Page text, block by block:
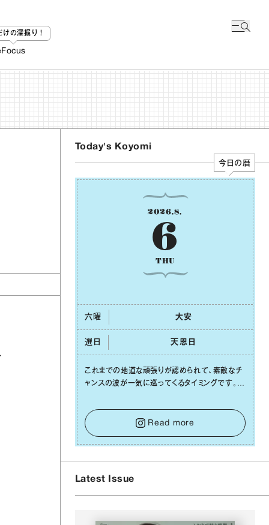
けの深掘り！
Focus
Today's Koyomi
今日の暦
2026.8.
6
THU
六曜 ⼤安
選日 天恩⽇
これまでの地道な頑張りが認められて、素敵なチ
ャンスの波が⼀気に巡ってくるタイミングです。周
せずに笑顔で受け取りましょう。みんなと⼀緒に
幸せになっていくイメージを持って⼀歩を踏み出
して。⼀⼈⼀⼈の良いところが混ざり合い、ハッピ
ーな未来が形作られていきます。
Read more
Latest Issue